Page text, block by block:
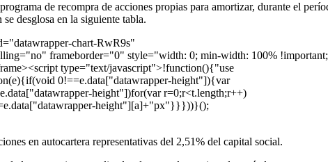
de recompra de acciones propias para amortizar, durante el
desglosa en la siguiente tabla.
chart-RwR9s"
frameborder="0" style="width: 0; min-width: 100% !important;
type="text/javascript">!function(){"use
0!==e.data["datawrapper-height"]){var
height"])for(var r=0;r<t.length;r++)
height"][a]+"px"}}}))}();
en autocartera representativas del 2,51% del capital social.